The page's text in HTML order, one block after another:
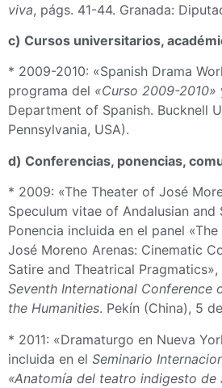
viva, págs. 41-44. Granada:
c) Cursos universitarios,
* 2009-2010: «Spanish Drama
programa del «Curso 2009-2010»
Department of Spanish. Bucknell
Pennsylvania, USA).
d) Conferencias, ponencias,
* 2009: «The Theater of José
Speculum vitae of Andalusian and
Ponencia incluida en el panel
José Moreno Arenas: Cinematic
Satire and Theatrical
Seventh International Conference
the Humanities. Pekín (China), 5
* 2011: «Dramaturgo en Nueva
incluida en el Seminario
«Anatomía del teatro indigesto de